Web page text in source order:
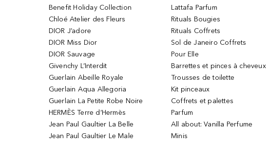
Benefit Holiday Collection
Chloé Atelier des Fleurs
DIOR J’adore
DIOR Miss Dior
DIOR Sauvage
Givenchy L’Interdit
Guerlain Abeille Royale
Guerlain Aqua Allegoria
Guerlain La Petite Robe Noire
HERMÈS Terre d’Hermès
Jean Paul Gaultier La Belle
Jean Paul Gaultier Le Male
Lattafa Parfum
Rituals Bougies
Rituals Coffrets
Sol de Janeiro Coffrets
Pour Elle
Barrettes et pinces à cheveux
Trousses de toilette
Kit pinceaux
Coffrets et palettes
Parfum
All about: Vanilla Perfume
Minis